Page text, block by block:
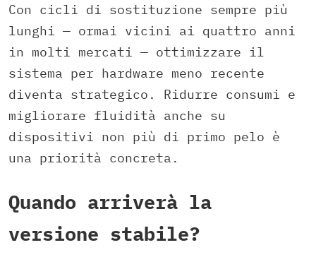
Con cicli di sostituzione sempre più
lunghi — ormai vicini ai quattro anni
in molti mercati — ottimizzare il
sistema per hardware meno recente
diventa strategico. Ridurre consumi e
migliorare fluidità anche su
dispositivi non più di primo pelo è
una priorità concreta.
Quando arriverà la
versione stabile?